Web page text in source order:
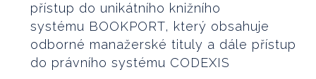
přístup do unikátního knižního
systému BOOKPORT, který obsahuje
odborné manažerské tituly a dále přístup
do právního systému CODEXIS